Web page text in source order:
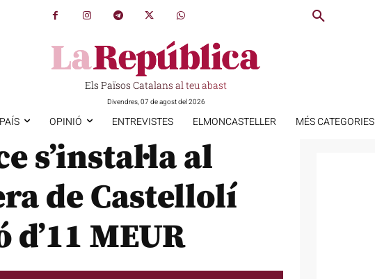
Els Països Catalans al teu abast
Divendres, 07 de agost del 2026
OPINIÓ ENTREVISTES ELMONCASTELLER MÉS CATEGORIES
s’instal·la al
de Castellolí
MEUR